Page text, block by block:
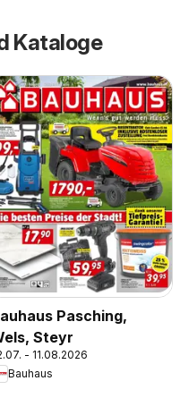
Kataloge
Pasching,
Steyr
- 11.08.2026
Bauhaus